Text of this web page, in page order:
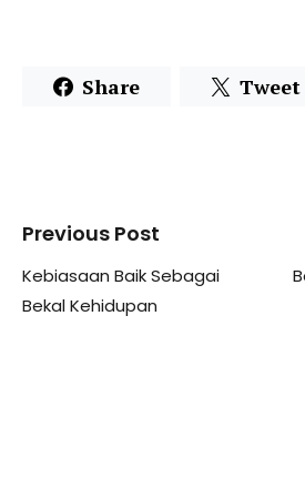
Share Tweet
Previous Post
Kebiasaan Baik Sebagai
Bekal Kehidupan